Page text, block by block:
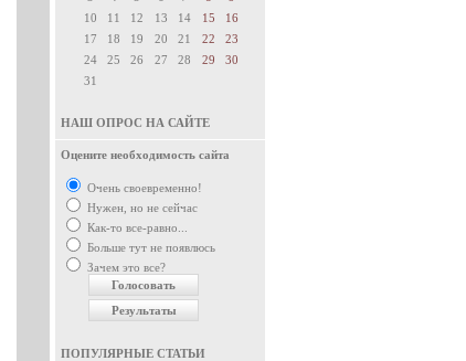
10
11 12 13 14 15
16
17
18 19 20 21 22
23
24
25 26 27 28 29
30
31
НАШ ОПРОС НА САЙТЕ
Оцените необходимость сайта
Очень своевременно!
Нужен, но не сейчас
Как-то все-равно...
Больше тут не появлюсь
Зачем это все?
ПОПУЛЯРНЫЕ СТАТЬИ